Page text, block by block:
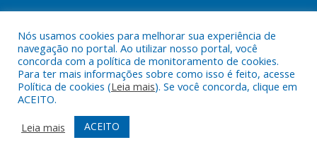
Todos os direitos reservados a Prefeitura Municipal de Jacundá.
Mapa do Site
Acessar Área Administrativa
Acessar Webmail
Nós usamos cookies para melhorar sua experiência de
navegação no portal. Ao utilizar nosso portal, você
concorda com a política de monitoramento de cookies.
Para ter mais informações sobre como isso é feito, acesse
Política de cookies (Leia mais). Se você concorda, clique em
ACEITO.
Leia mais
ACEITO